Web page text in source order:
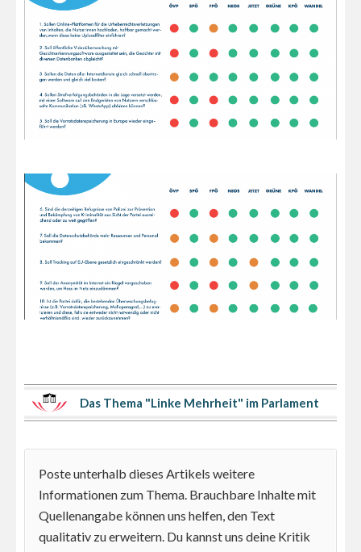
Das Thema "Linke Mehrheit" im Parlament
Poste unterhalb dieses Artikels weitere
Informationen zum Thema. Brauchbare Inhalte mit
Quellenangabe können uns helfen, den Text
qualitativ zu erweitern. Du kannst uns deine Kritik